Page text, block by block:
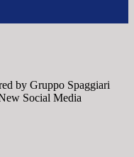
by Gruppo Spaggiari
Social Media